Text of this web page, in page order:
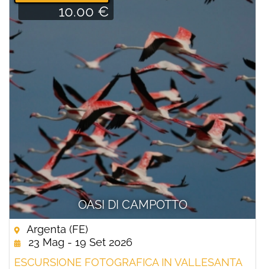
OASI DI CAMPOTTO
10.00 €
Argenta (FE)
23 Mag - 19 Set 2026
ESCURSIONE FOTOGRAFICA IN VALLESANTA